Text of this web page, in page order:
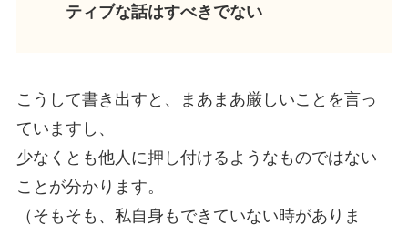
ティブな話はすべきでない
こうして書き出すと、まあまあ厳しいことを言っ
ていますし、
少なくとも他人に押し付けるようなものではない
ことが分かります。
（そもそも、私自身もできていない時がありま